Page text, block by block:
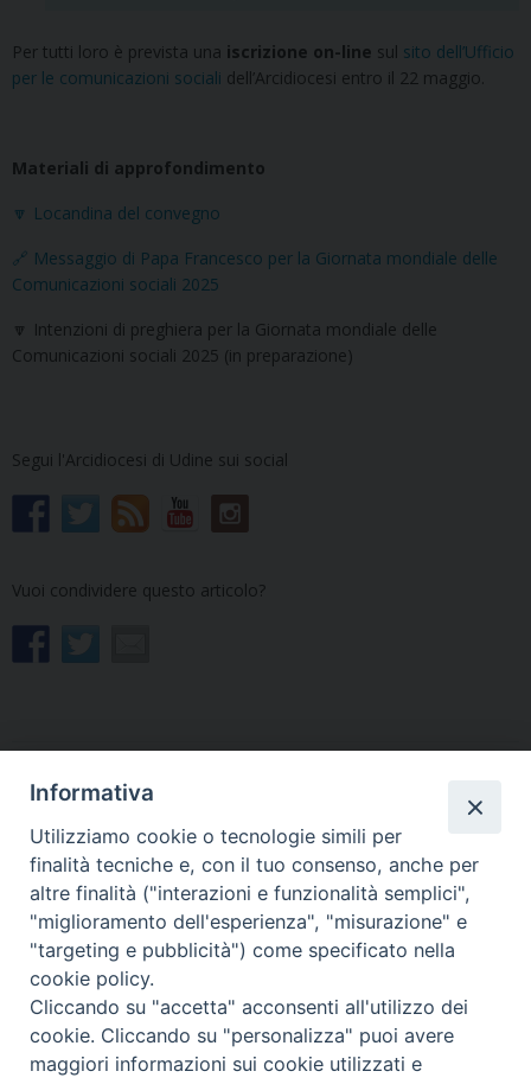
Per tutti loro è prevista una iscrizione on-line sul sito dell’Ufficio
per le comunicazioni sociali dell’Arcidiocesi entro il 22 maggio.
Materiali di approfondimento
🔽 Locandina del convegno
🔗 Messaggio di Papa Francesco per la Giornata mondiale delle
Comunicazioni sociali 2025
🔽 Intenzioni di preghiera per la Giornata mondiale delle
Comunicazioni sociali 2025 (in preparazione)
Segui l'Arcidiocesi di Udine sui social
Vuoi condividere questo articolo?
A Udine un convegno
ecumenico celebra i 1700
anni del Concilio di Nicea
Le Parrocchie di Savogna e
Tercimonte affidate al
nuovo parroco don
Alexandre Fontaine
Copyright © Arcidiocesi di Udine 2018
Informativa
Utilizziamo cookie o tecnologie simili per
finalità tecniche e, con il tuo consenso, anche per
altre finalità ("interazioni e funzionalità semplici",
"miglioramento dell'esperienza", "misurazione" e
"targeting e pubblicità") come specificato nella
cookie policy.
Cliccando su "accetta" acconsenti all'utilizzo dei
cookie. Cliccando su "personalizza" puoi avere
maggiori informazioni sui cookie utilizzati e